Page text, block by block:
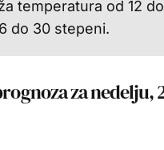
temperatura od 12 do
do 30 stepeni.
za nedelju,